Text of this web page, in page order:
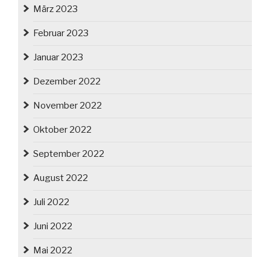
März 2023
Februar 2023
Januar 2023
Dezember 2022
November 2022
Oktober 2022
September 2022
August 2022
Juli 2022
Juni 2022
Mai 2022